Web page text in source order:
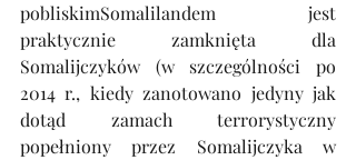
pobliskimSomalilandem jest
praktycznie zamknięta dla
Somalijczyków (w szczególności po
2014 r., kiedy zanotowano jedyny jak
dotąd zamach terrorystyczny
popełniony przez Somalijczyka w